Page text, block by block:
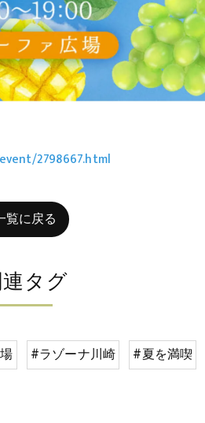
2798667.html
覧に戻る
タグ
#ラゾーナ川崎 #夏を満喫